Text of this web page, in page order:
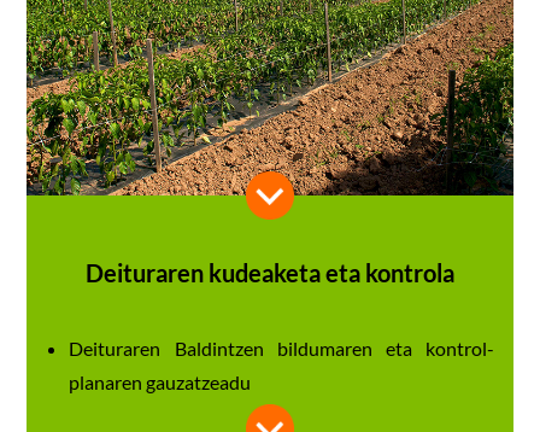
Deituraren kudeaketa eta kontrola
Deituraren Baldintzen bildumaren eta kontrol-
planaren gauzatzeadu